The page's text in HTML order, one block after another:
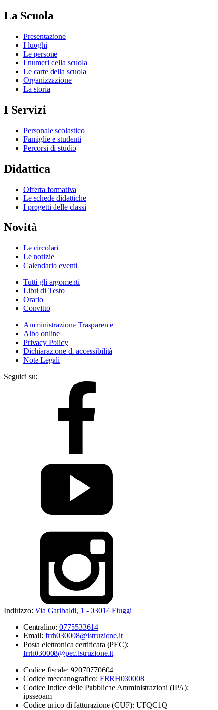
La Scuola
Presentazione
I luoghi
Le persone
I numeri della scuola
Le carte della scuola
Organizzazione
La storia
I Servizi
Personale scolastico
Famiglie e studenti
Percorsi di studio
Didattica
Offerta formativa
Le schede didattiche
I progetti delle classi
Novità
Le circolari
Le notizie
Calendario eventi
Tutti gli argomenti
Libri di Testo
Orario
Convitto
Amministrazione Trasparente
Albo online
Privacy Policy
Dichiarazione di accessibilità
Note Legali
Seguici su:
Indirizzo: Via Garibaldi, 1 - 03014 Fiuggi
Centralino: 0775533614
Email: frrh030008@istruzione.it
Posta elettronica certificata (PEC):
frrh030008@pec.istruzione.it
Codice fiscale: 92070770604
Codice meccanografico: FRRH030008
Codice Indice delle Pubbliche Amministrazioni (IPA):
ipsseoam
Codice unico di fatturazione (CUF): UFQC1Q